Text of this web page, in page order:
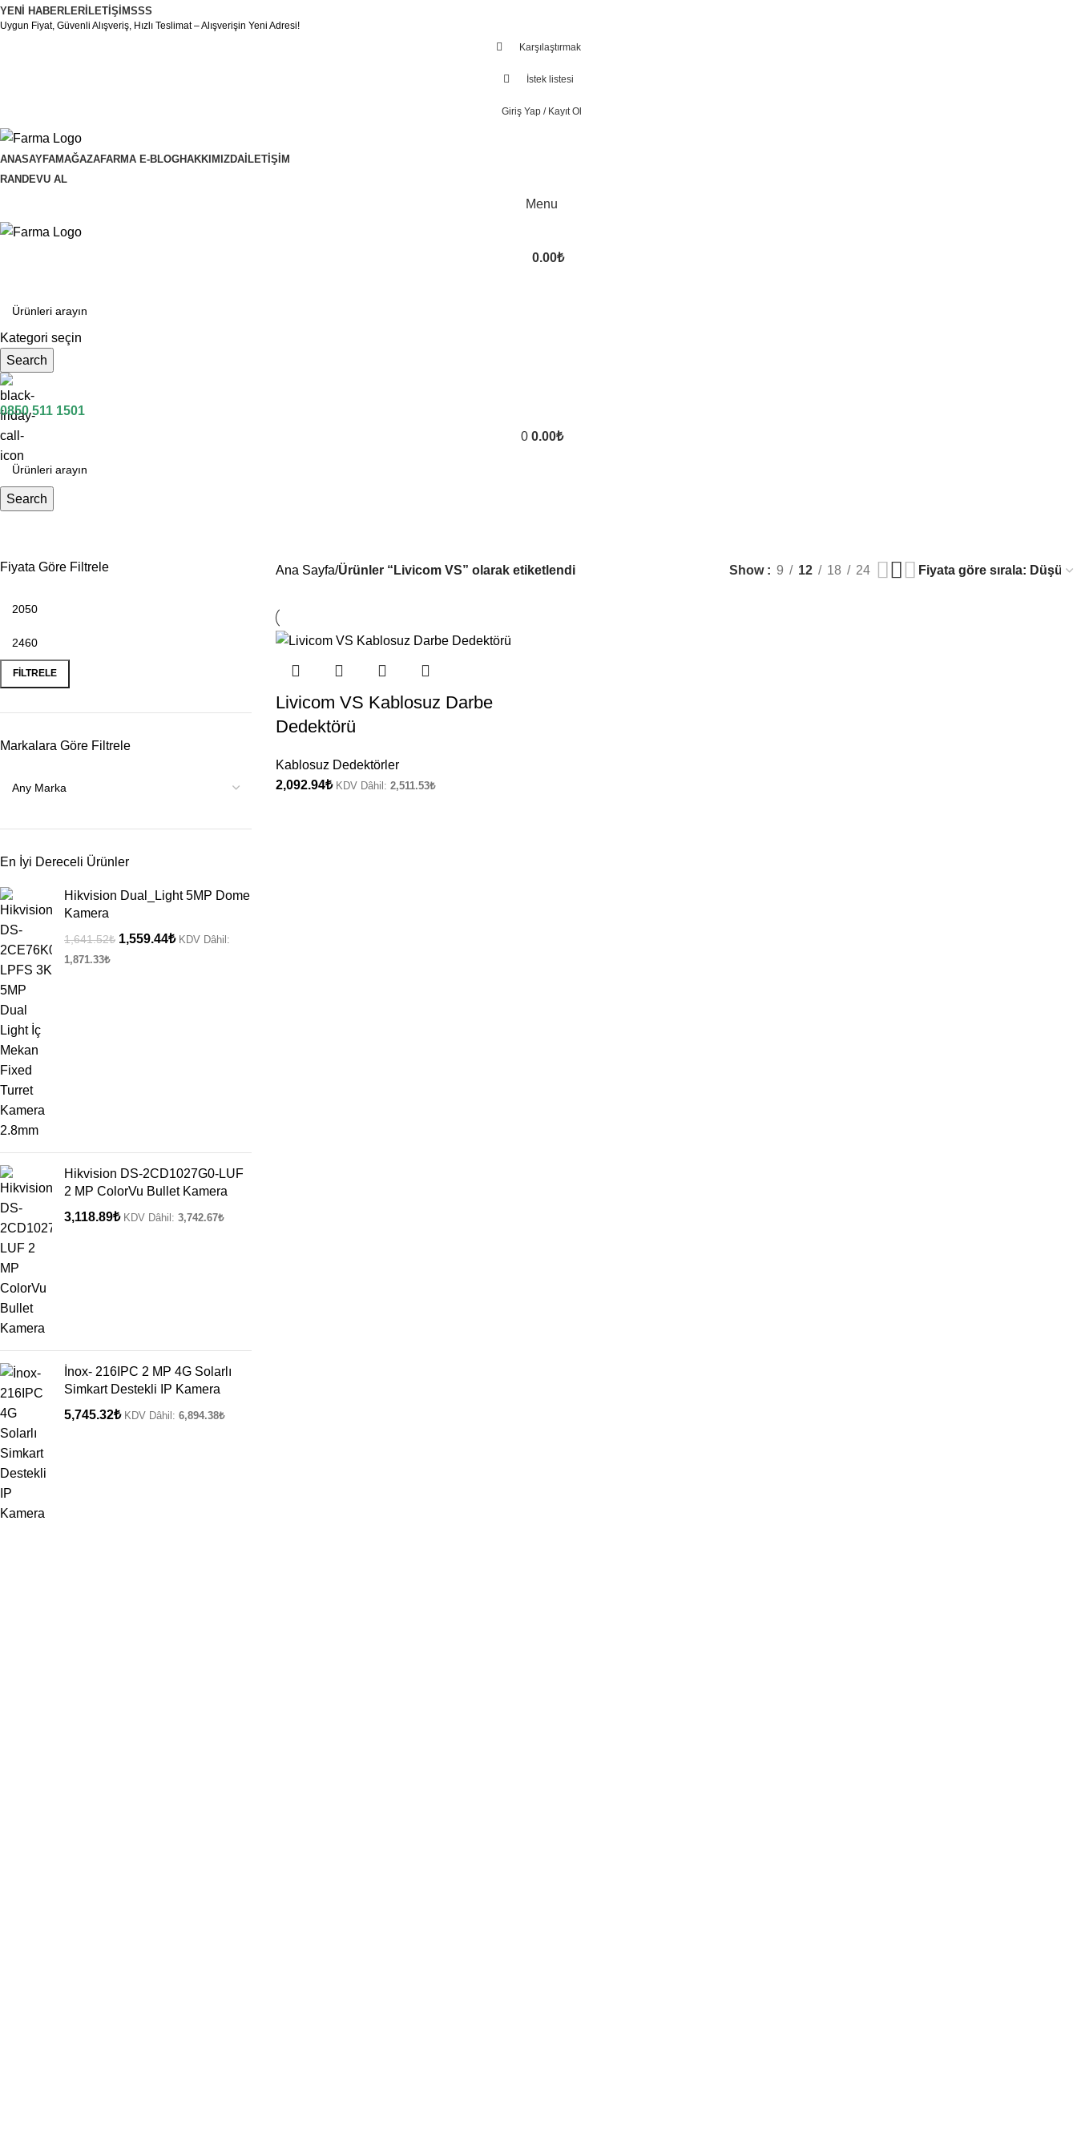
YENI HABERLER İLETIŞIMSSS
Uygun Fiyat, Güvenli Alışveriş, Hızlı Teslimat – Alışverişin Yeni Adresi!
Karşılaştırmak
İstek listesi
Giriş Yap / Kayıt Ol
ANASAYFAMAĞAZAFARMA E-BLOGHAKKIMIZDA İLETIŞIM
RANDEVU AL
Menu
0.00₺
Kategori seçin
Search
0850 511 1501
0 0.00₺
Search
Fiyata Göre Filtrele
FILTRELE
Markalara Göre Filtrele
En İyi Dereceli Ürünler
Hikvision Dual_Light 5MP Dome
Kamera
1,641.52₺ 1,559.44₺ KDV Dâhil:
1,871.33₺
Hikvision DS-2CD1027G0-LUF
2 MP ColorVu Bullet Kamera
3,118.89₺ KDV Dâhil: 3,742.67₺
İnox- 216IPC 2 MP 4G Solarlı
Simkart Destekli IP Kamera
5,745.32₺ KDV Dâhil: 6,894.38₺
Ana Sayfa Ürünler “Livicom VS” olarak etiketlendi Show 9 12 18 24
Livicom VS Kablosuz Darbe
Dedektörü
Kablosuz Dedektörler
2,092.94₺ KDV Dâhil: 2,511.53₺